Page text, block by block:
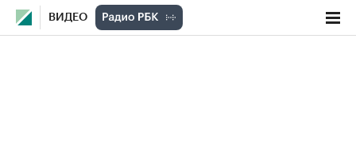
ВИДЕО